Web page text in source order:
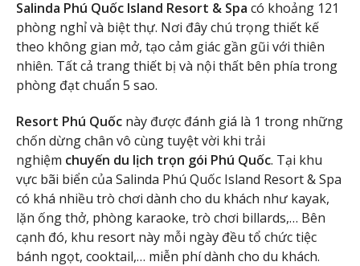
Salinda Phú Quốc Island Resort & Spa có khoảng 121
phòng nghỉ và biệt thự. Nơi đây chú trọng thiết kế
theo không gian mở, tạo cảm giác gần gũi với thiên
nhiên. Tất cả trang thiết bị và nội thất bên phía trong
phòng đạt chuẩn 5 sao.
Resort Phú Quốc này được đánh giá là 1 trong những
chốn dừng chân vô cùng tuyệt vời khi trải
nghiệm chuyến du lịch trọn gói Phú Quốc. Tại khu
vực bãi biển của Salinda Phú Quốc Island Resort & Spa
có khá nhiều trò chơi dành cho du khách như kayak,
lặn ống thở, phòng karaoke, trò chơi billards,… Bên
cạnh đó, khu resort này mỗi ngày đều tổ chức tiệc
bánh ngọt, cooktail,… miễn phí dành cho du khách.